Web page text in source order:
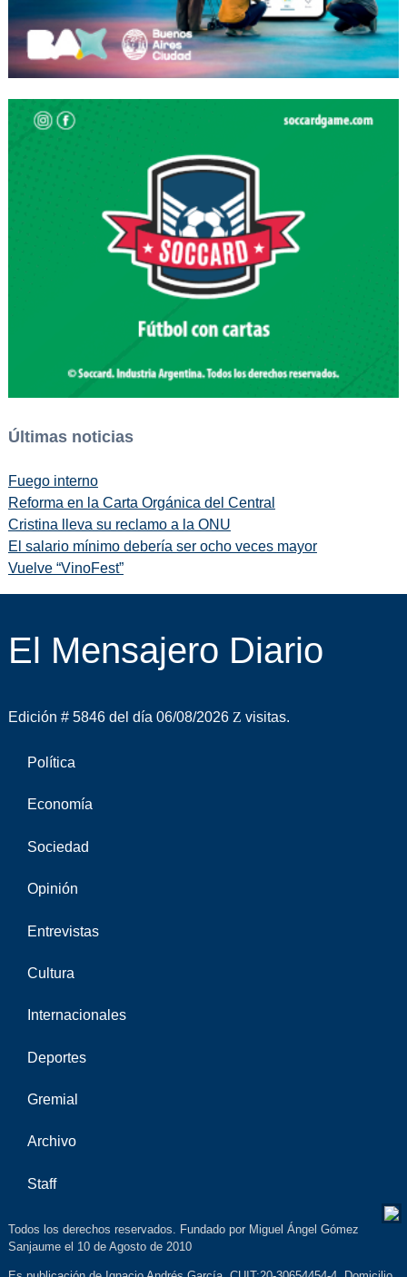
Últimas noticias
Fuego interno
Reforma en la Carta Orgánica del Central
Cristina lleva su reclamo a la ONU
El salario mínimo debería ser ocho veces mayor
Vuelve “VinoFest”
El Mensajero Diario
Edición # 5846 del día 06/08/2026 visitas.
Política
Economía
Sociedad
Opinión
Entrevistas
Cultura
Internacionales
Deportes
Gremial
Archivo
Staff
Todos los derechos reservados. Fundado por Miguel Ángel Gómez
Sanjaume el 10 de Agosto de 2010